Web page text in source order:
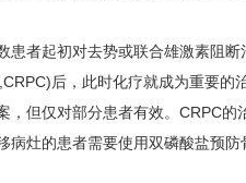
患者起初对去势或联合雄激素阻
后，此时化疗就成为重要
但仅对部分患者有效。CRPC
灶的患者需要使用双磷酸盐预